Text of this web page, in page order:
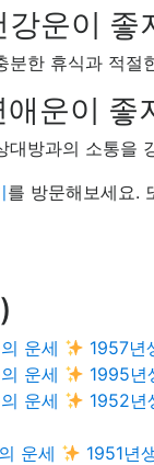
운이 좋
한 휴식과 적
운이 좋
방과의 소통을
를 방문해보세요.
운세
1957년
운세
1995년
운세
1952년
운세
1951년